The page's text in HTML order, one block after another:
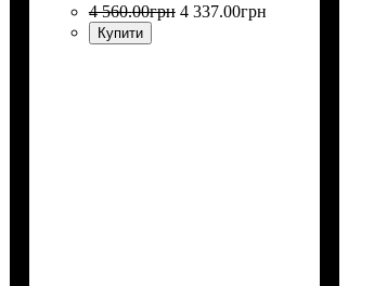
4 560.00грн 4 337.00грн
Купити